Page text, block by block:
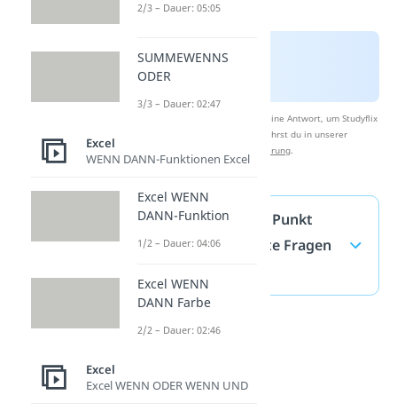
Nach Beantwortung speichern wir deine Antwort, um Studyflix
zu verbessern. Mehr dazu erfährst du in unserer
Datenschutzerklärung.
Excel Komma durch Punkt
ersetzen — häufigste Fragen
2/3 – Dauer: 05:05
SUMMEWENNS
ODER
3/3 – Dauer: 02:47
Excel
WENN DANN-Funktionen Excel
Excel WENN
DANN-Funktion
1/2 – Dauer: 04:06
Excel WENN
DANN Farbe
2/2 – Dauer: 02:46
Excel
Excel WENN ODER WENN UND